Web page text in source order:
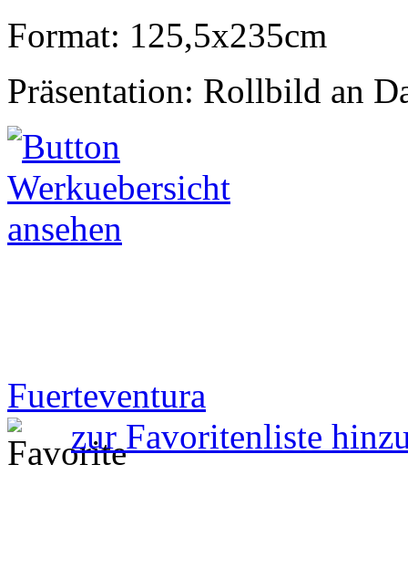
Format: 125,5x235cm
Präsentation: Rollbild an
Fuerteventura
zur Favoritenliste